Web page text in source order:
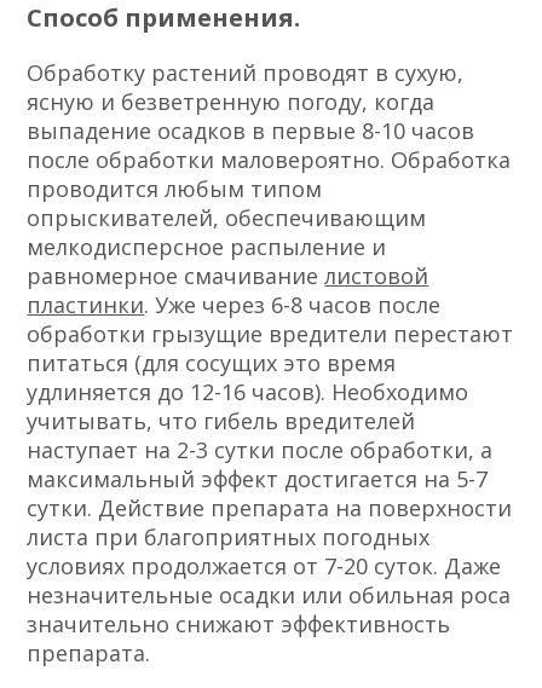
Способ применения.
Обработку растений проводят в сухую,
ясную и безветренную погоду, когда
выпадение осадков в первые 8-10 часов
после обработки маловероятно. Обработка
проводится любым типом
опрыскивателей, обеспечивающим
мелкодисперсное распыление и
равномерное смачиваниелистовой
пластинки. Уже через 6-8 часов после
обработки грызущие вредители перестают
питаться (для сосущих это время
удлиняется до 12-16 часов). Необходимо
учитывать, что гибель вредителей
наступает на 2-3 сутки после обработки, а
максимальный эффект достигается на 5-7
сутки. Действие препарата на поверхности
листа при благоприятных погодных
условиях продолжается от 7-20 суток. Даже
незначительные осадки или обильная роса
значительно снижают эффективность
препарата.